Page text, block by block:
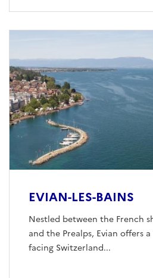
EVIAN-LES-BAINS
Nestled between the French
and the Prealps, Evian offers
facing Switzerland...